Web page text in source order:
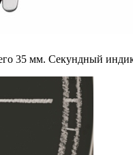
35 мм. Секундный